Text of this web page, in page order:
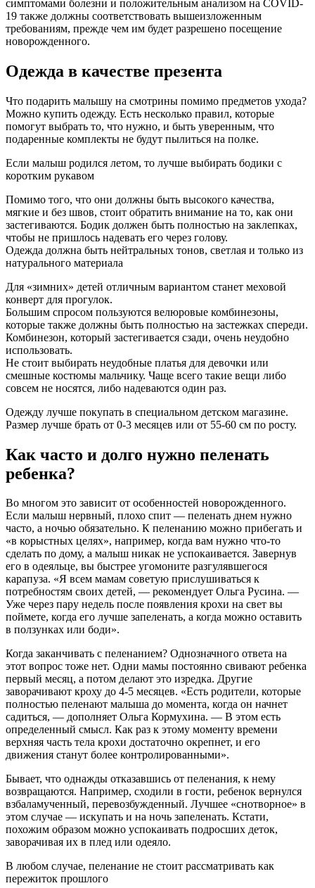
симптомами болезни и положительным анализом на COVID-
19 также должны соответствовать вышеизложенным
требованиям, прежде чем им будет разрешено посещение
новорожденного.
Одежда в качестве презента
Что подарить малышу на смотрины помимо предметов ухода?
Можно купить одежду. Есть несколько правил, которые
помогут выбрать то, что нужно, и быть уверенным, что
подаренные комплекты не будут пылиться на полке.
Если малыш родился летом, то лучше выбирать бодики с
коротким рукавом
Помимо того, что они должны быть высокого качества,
мягкие и без швов, стоит обратить внимание на то, как они
застегиваются. Бодик должен быть полностью на заклепках,
чтобы не пришлось надевать его через голову.
Одежда должна быть нейтральных тонов, светлая и только из
натурального материала
Для «зимних» детей отличным вариантом станет меховой
конверт для прогулок.
Большим спросом пользуются велюровые комбинезоны,
которые также должны быть полностью на застежках спереди.
Комбинезон, который застегивается сзади, очень неудобно
использовать.
Не стоит выбирать неудобные платья для девочки или
смешные костюмы мальчику. Чаще всего такие вещи либо
совсем не носятся, либо надеваются один раз.
Одежду лучше покупать в специальном детском магазине.
Размер лучше брать от 0-3 месяцев или от 55-60 см по росту.
Как часто и долго нужно пеленать
ребенка?
Во многом это зависит от особенностей новорожденного.
Если малыш нервный, плохо спит — пеленать днем нужно
часто, а ночью обязательно. К пеленанию можно прибегать и
«в корыстных целях», например, когда вам нужно что-то
сделать по дому, а малыш никак не успокаивается. Завернув
его в одеяльце, вы быстрее угомоните разгулявшегося
карапуза. «Я всем мамам советую прислушиваться к
потребностям своих детей, — рекомендует Ольга Русина. —
Уже через пару недель после появления крохи на свет вы
поймете, когда его лучше запеленать, а когда можно оставить
в ползунках или боди».
Когда заканчивать с пеленанием? Однозначного ответа на
этот вопрос тоже нет. Одни мамы постоянно свивают ребенка
первый месяц, а потом делают это изредка. Другие
заворачивают кроху до 4-5 месяцев. «Есть родители, которые
полностью пеленают малыша до момента, когда он начнет
садиться, — дополняет Ольга Кормухина. — В этом есть
определенный смысл. Как раз к этому моменту времени
верхняя часть тела крохи достаточно окрепнет, и его
движения станут более контролированными».
Бывает, что однажды отказавшись от пеленания, к нему
возвращаются. Например, сходили в гости, ребенок вернулся
взбаламученный, перевозбужденный. Лучшее «снотворное» в
этом случае — искупать и на ночь запеленать. Кстати,
похожим образом можно успокаивать подросших деток,
заворачивая их в плед или одеяло.
В любом случае, пеленание не стоит рассматривать как
пережиток прошлого